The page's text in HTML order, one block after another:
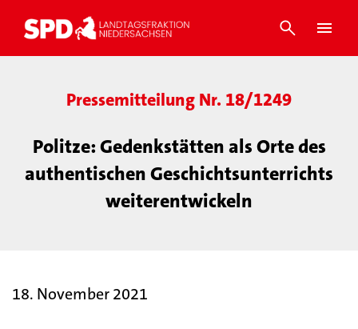
Pressemitteilung Nr. 18/1249
Politze: Gedenkstätten als Orte des
authentischen Geschichtsunterrichts
weiterentwickeln
18. November 2021